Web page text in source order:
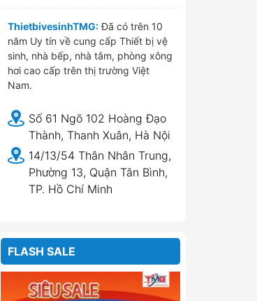
ThietbivesinhTMG:Đã có trên 10
năm Uy tín về cung cấp Thiết bị vệ
sinh, nhà bếp, nhà tắm, phòng xông
hơi cao cấp trên thị trường Việt
Nam.
Số 61 Ngõ 102 Hoàng Đạo
Thành, Thanh Xuân, Hà Nội
14/13/54 Thân Nhân Trung,
Phường 13, Quận Tân Bình,
TP. Hồ Chí Minh
FLASH SALE